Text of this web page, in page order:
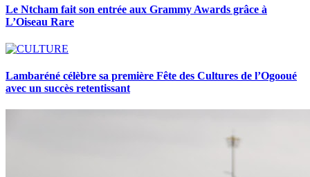
Le Ntcham fait son entrée aux Grammy Awards grâce à
L’Oiseau Rare
Lambaréné célèbre sa première Fête des Cultures de l’Ogooué
avec un succès retentissant